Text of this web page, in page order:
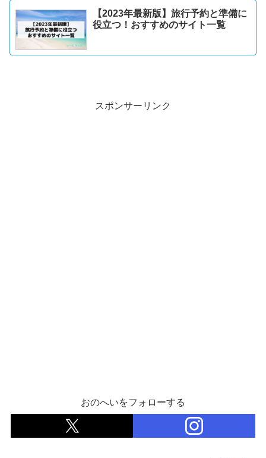
【2023年最新版】旅行予約と準備に
役立つ！おすすめのサイト一覧
スポンサーリンク
おのへいをフォローする